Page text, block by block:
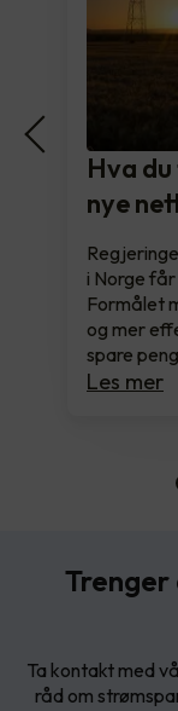
Hva
nye
i Norge
Formålet
og mer
spare
Les mer
Trenger
Ta kontakt med
råd om